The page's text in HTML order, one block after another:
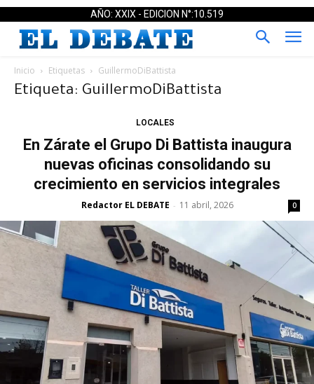
AÑO: XXIX - EDICION N°:10.519
Inicio Etiquetas GuillermoDiBattista
Etiqueta: GuillermoDiBattista
LOCALES
En Zárate el Grupo Di Battista inaugura
nuevas oficinas consolidando su
crecimiento en servicios integrales
Redactor EL DEBATE - 11 abril, 2026 0